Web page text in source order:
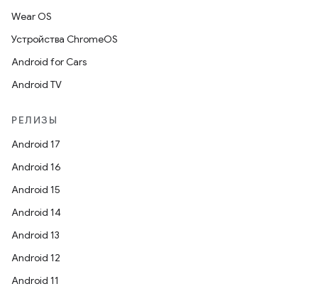
Wear OS
Устройства ChromeOS
Android for Cars
Android TV
РЕЛИЗЫ
Android 17
Android 16
Android 15
Android 14
Android 13
Android 12
Android 11